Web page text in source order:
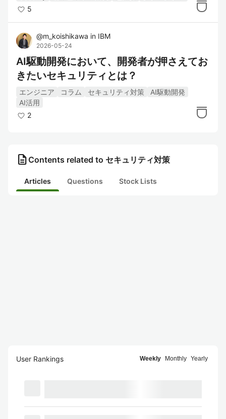
5
@m_koishikawa in IBM
2026-05-24
AI駆動開発において、開発者が押さえてお
きたいセキュリティとは？
エンジニア コラム セキュリティ対策
AI駆動開発
AI活用
2
description Contents related to セキュリティ対策
Articles Questions Stock Lists
User Rankings Weekly Monthly Yearly